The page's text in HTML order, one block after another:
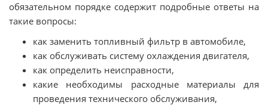
обязательном порядке содержит подробные ответы на
такие вопросы:
как заменить топливный фильтр в автомобиле,
как обслуживать систему охлаждения двигателя,
как определить неисправности,
какие необходимы расходные материалы для
проведения технического обслуживания,